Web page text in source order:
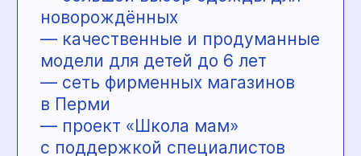
Преимущества Алгоритмики:
— первое знакомство
с программированием без
перегрузки
— развитие логики, мышления
и уверенности
— путь в востребованную
профессию с детства
— обучение через практику
и проекты